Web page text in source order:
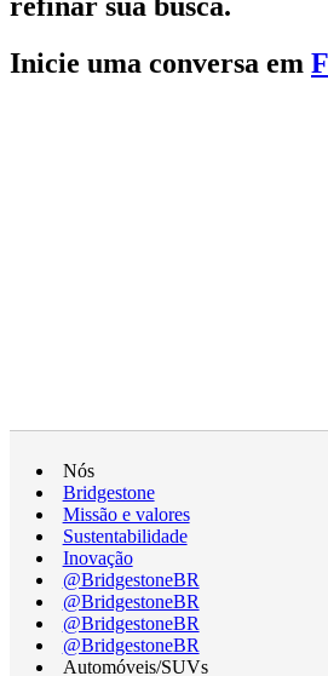
Inicie uma conversa em
Nós
Bridgestone
Missão e valores
Sustentabilidade
Inovação
@BridgestoneBR
@BridgestoneBR
@BridgestoneBR
@BridgestoneBR
Automóveis/SUVs